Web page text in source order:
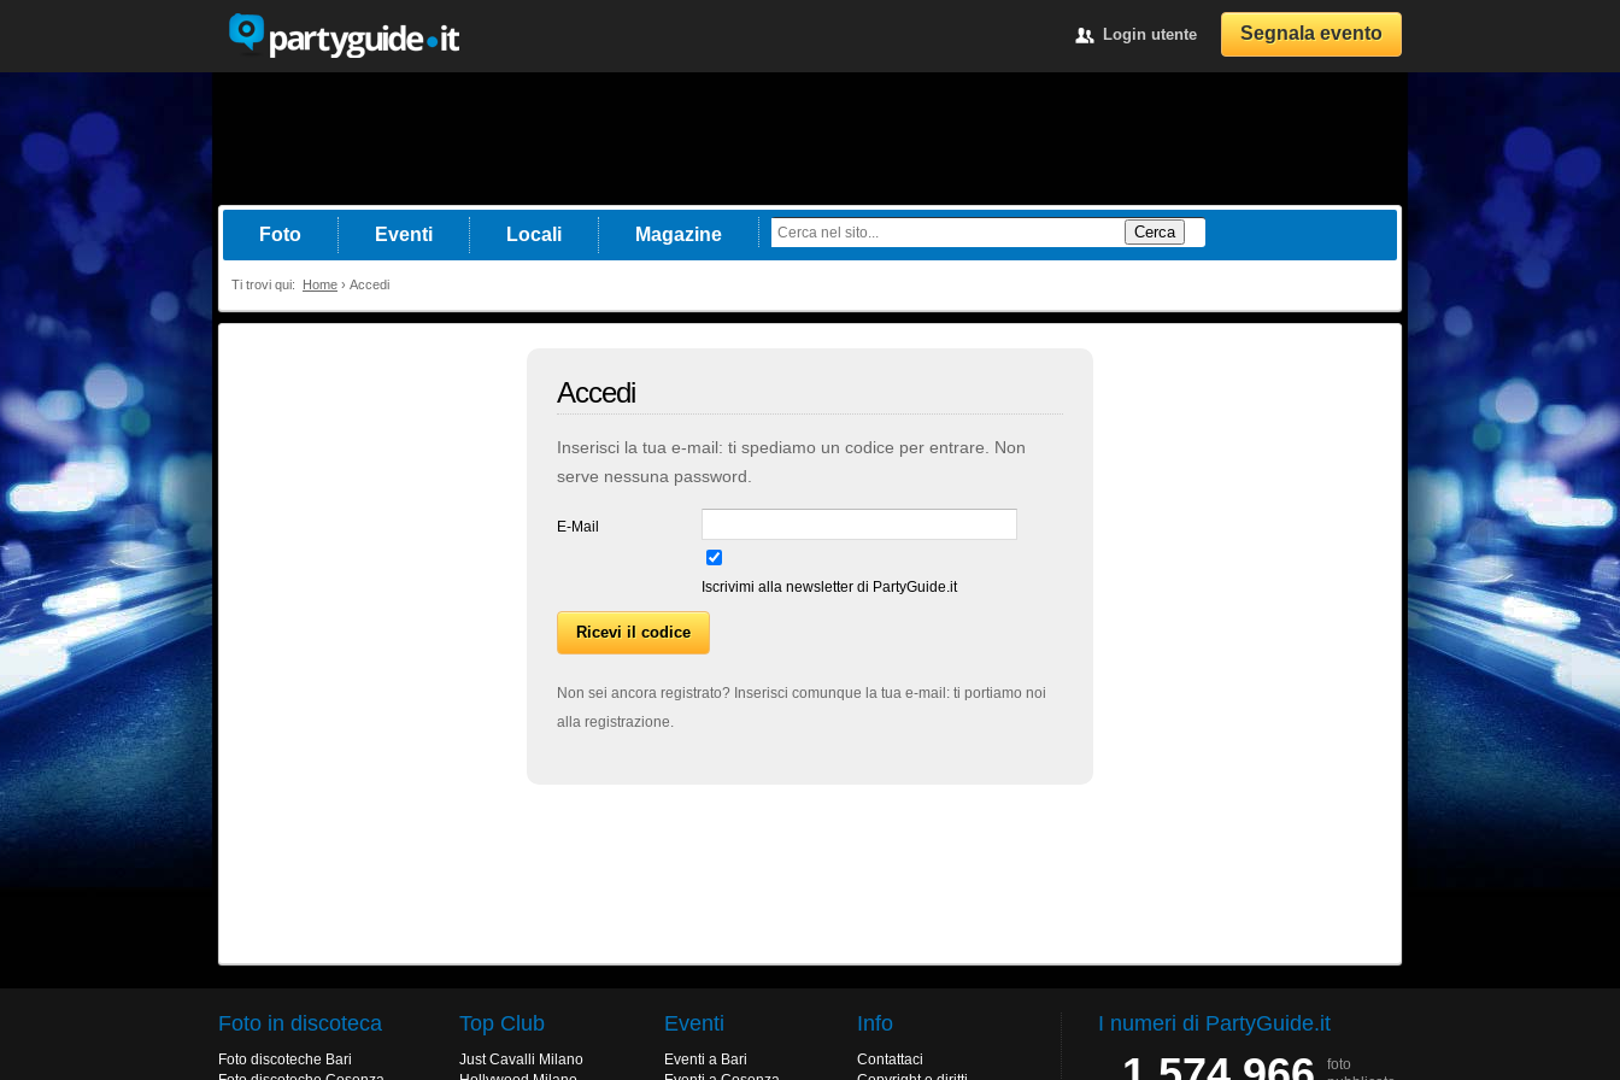
Segnala evento
Login utente
Foto Eventi Locali Magazine Cerca
Ti trovi qui: Home › Accedi
Accedi
Inserisci la tua e-mail: ti spediamo un codice per entrare. Non
serve nessuna password.
E-Mail
Iscrivimi alla newsletter di PartyGuide.it
Non sei ancora registrato? Inserisci comunque la tua e-mail: ti portiamo noi
alla registrazione.
Foto in discoteca
Foto discoteche Bari
Top Club
Just Cavalli Milano
Eventi
Eventi a Bari
Info
Contattaci
I numeri di PartyGuide.it
foto